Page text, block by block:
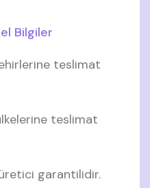
Bilgiler
teslimat
teslimat
garantilidir.